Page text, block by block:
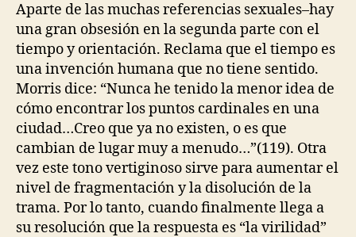
Aparte de las muchas referencias sexuales–hay
una gran obsesión en la segunda parte con el
tiempo y orientación. Reclama que el tiempo es
una invención humana que no tiene sentido.
Morris dice: “Nunca he tenido la menor idea de
cómo encontrar los puntos cardinales en una
ciudad…Creo que ya no existen, o es que
cambian de lugar muy a menudo…”(119). Otra
vez este tono vertiginoso sirve para aumentar el
nivel de fragmentación y la disolución de la
trama. Por lo tanto, cuando finalmente llega a
su resolución que la respuesta es “la virilidad”